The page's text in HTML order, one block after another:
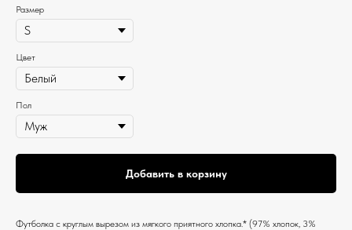
Размер
Цвет
Пол
Добавить в корзину
Футболка c круглым вырезом из мягкого приятного хлопка.* (97% хлопок, 3%